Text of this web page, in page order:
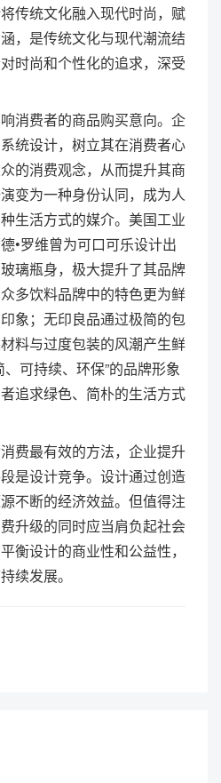
传统文化融入现代时尚，赋
，是传统文化与现代潮流结
时尚和个性化的追求，深受
消费者的商品购买意向。企
统设计，树立其在消费者心
的消费观念，从而提升其商
变为一种身份认同，成为人
生活方式的媒介。美国工业
•罗维曾为可口可乐设计出
璃瓶身，极大提升了其品牌
多饮料品牌中的特色更为鲜
象；无印良品通过极简的包
料与过度包装的风潮产生鲜
可持续、环保”的品牌形象
追求绿色、简朴的生活方式
费最有效的方法，企业提升
是设计竞争。设计通过创造
不断的经济效益。但值得注
升级的同时应当肩负起社会
衡设计的商业性和公益性，
续发展。